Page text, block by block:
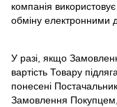
компанія
обміну електронними
У разі, якщо
вартість Товару
понесені
Замовлення